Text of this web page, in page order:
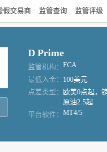
假交易商 监管查询 监管评级
D Prime
监管机构： FCA
最低入金： 100美元
点差类型：
欧美0点起，
原油2.5起
平台软件： MT4/5